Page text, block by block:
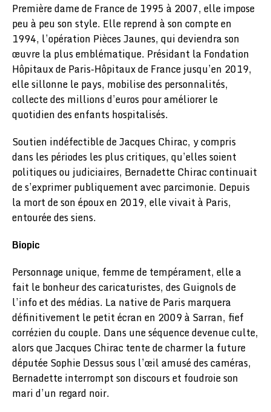
Première dame de France de 1995 à 2007, elle impose
peu à peu son style. Elle reprend à son compte en
1994, l’opération Pièces Jaunes, qui deviendra son
œuvre la plus emblématique. Présidant la Fondation
Hôpitaux de Paris-Hôpitaux de France jusqu’en 2019,
elle sillonne le pays, mobilise des personnalités,
collecte des millions d’euros pour améliorer le
quotidien des enfants hospitalisés.
Soutien indéfectible de Jacques Chirac, y compris
dans les périodes les plus critiques, qu’elles soient
politiques ou judiciaires, Bernadette Chirac continuait
de s’exprimer publiquement avec parcimonie. Depuis
la mort de son époux en 2019, elle vivait à Paris,
entourée des siens.
Biopic
Personnage unique, femme de tempérament, elle a
fait le bonheur des caricaturistes, des Guignols de
l’info et des médias. La native de Paris marquera
définitivement le petit écran en 2009 à Sarran, fief
corrézien du couple. Dans une séquence devenue culte,
alors que Jacques Chirac tente de charmer la future
députée Sophie Dessus sous l’œil amusé des caméras,
Bernadette interrompt son discours et foudroie son
mari d’un regard noir.